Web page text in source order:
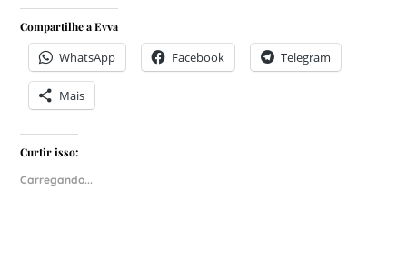
Compartilhe a Evva
WhatsApp Facebook Telegram
Mais
Curtir isso:
Carregando...